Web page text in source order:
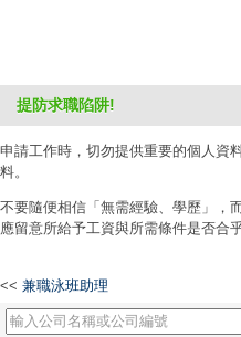
提防求職陷阱!
申請工作時，切勿提供重要的個人資
料。
不要隨便相信「無需經驗、學歷」，
應留意所給予工資與所需條件是否合
<< 兼職泳班助理